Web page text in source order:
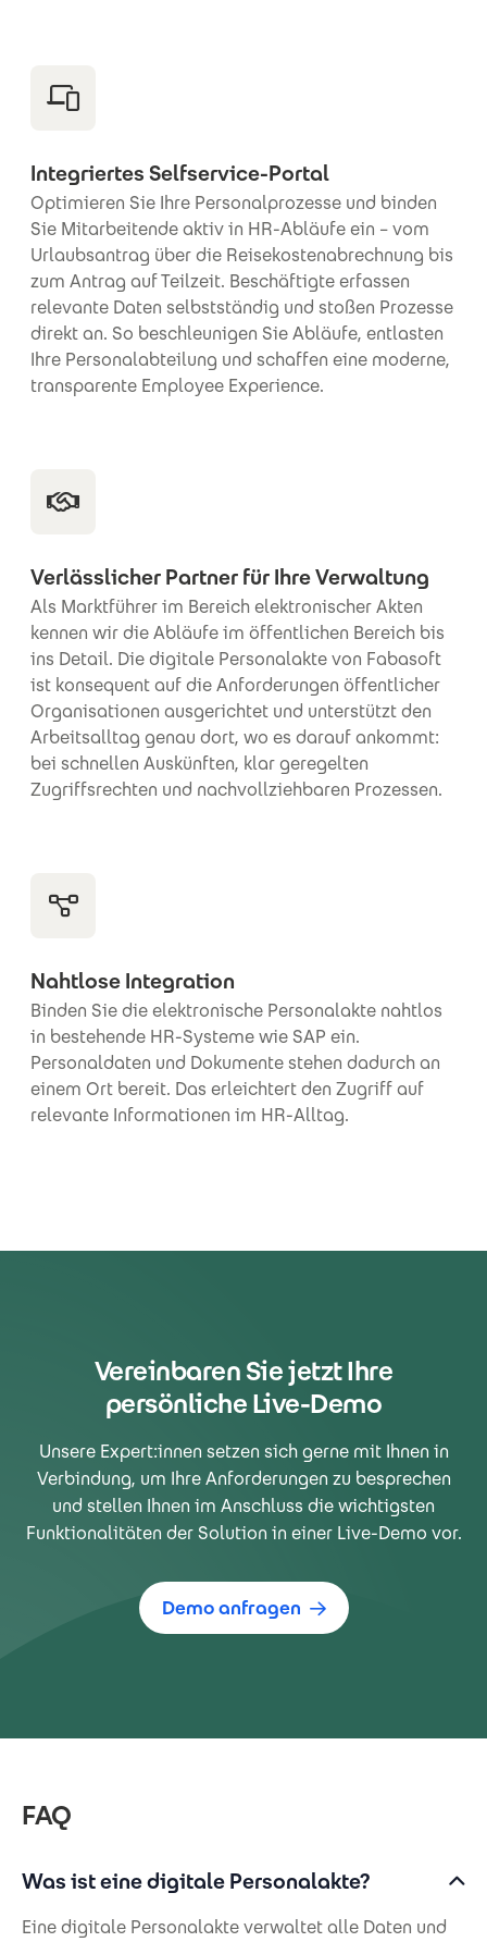
Integriertes Selfservice-Portal
Optimieren Sie Ihre Personalprozesse und binden
Sie Mitarbeitende aktiv in HR-Abläufe ein – vom
Urlaubsantrag über die Reisekostenabrechnung bis
zum Antrag auf Teilzeit. Beschäftigte erfassen
relevante Daten selbstständig und stoßen Prozesse
direkt an. So beschleunigen Sie Abläufe, entlasten
Ihre Personalabteilung und schaffen eine moderne,
transparente Employee Experience.
Verlässlicher Partner für Ihre Verwaltung
Als Marktführer im Bereich elektronischer Akten
kennen wir die Abläufe im öffentlichen Bereich bis
ins Detail. Die digitale Personalakte von Fabasoft
ist konsequent auf die Anforderungen öffentlicher
Organisationen ausgerichtet und unterstützt den
Arbeitsalltag genau dort, wo es darauf ankommt:
bei schnellen Auskünften, klar geregelten
Zugriffsrechten und nachvollziehbaren Prozessen.
Nahtlose Integration
Binden Sie die elektronische Personalakte nahtlos
in bestehende HR-Systeme wie SAP ein.
Personaldaten und Dokumente stehen dadurch an
einem Ort bereit. Das erleichtert den Zugriff auf
relevante Informationen im HR-Alltag.
Vereinbaren Sie jetzt Ihre
persönliche Live-Demo
Unsere Expert:innen setzen sich gerne mit Ihnen in
Verbindung, um Ihre Anforderungen zu besprechen
und stellen Ihnen im Anschluss die wichtigsten
Funktionalitäten der Solution in einer Live-Demo vor.
Demo anfragen
FAQ
Was ist eine digitale Personalakte?
Eine digitale Personalakte verwaltet alle Daten und